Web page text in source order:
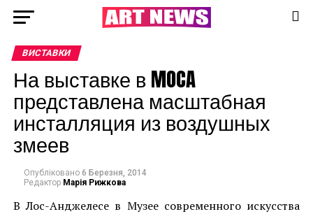
ВИСТАВКИ
На выставке в MOCA
представлена масштабная
инсталляция из воздушных
змеев
Опубліковано 6 Березня, 2014
Редактор Марія Рижкова
В Лос-Анджелесе в Музее современного искусства